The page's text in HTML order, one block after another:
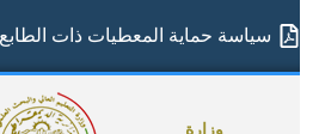
سياسة حماية المعطيات ذات الطابع
وزارة